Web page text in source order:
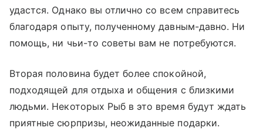
удастся. Однако вы отлично со всем справитесь
благодаря опыту, полученному давным-давно. Ни
помощь, ни чьи-то советы вам не потребуются.
Вторая половина будет более спокойной,
подходящей для отдыха и общения с близкими
людьми. Некоторых Рыб в это время будут ждать
приятные сюрпризы, неожиданные подарки.